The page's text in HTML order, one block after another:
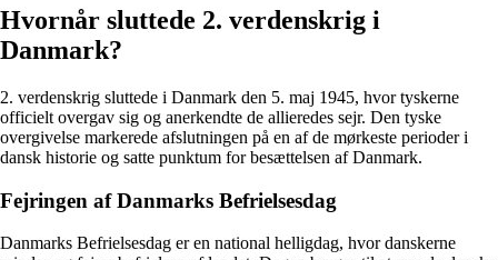
Hvornår sluttede 2. verdenskrig i
Danmark?
2. verdenskrig sluttede i Danmark den 5. maj 1945, hvor tyskerne
officielt overgav sig og anerkendte de allieredes sejr. Den tyske
overgivelse markerede afslutningen på en af de mørkeste perioder i
dansk historie og satte punktum for besættelsen af Danmark.
Fejringen af Danmarks Befrielsesdag
Danmarks Befrielsesdag er en national helligdag, hvor danskerne